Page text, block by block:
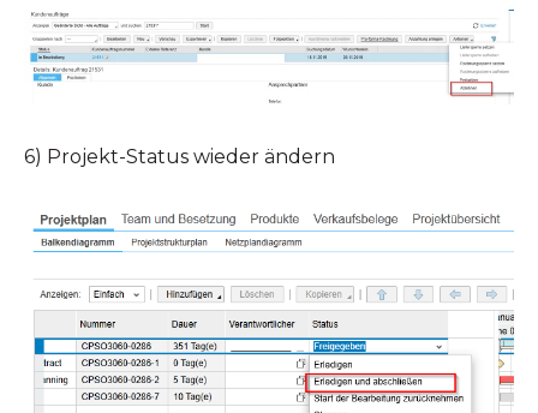
6) Projekt-Status wieder ändern